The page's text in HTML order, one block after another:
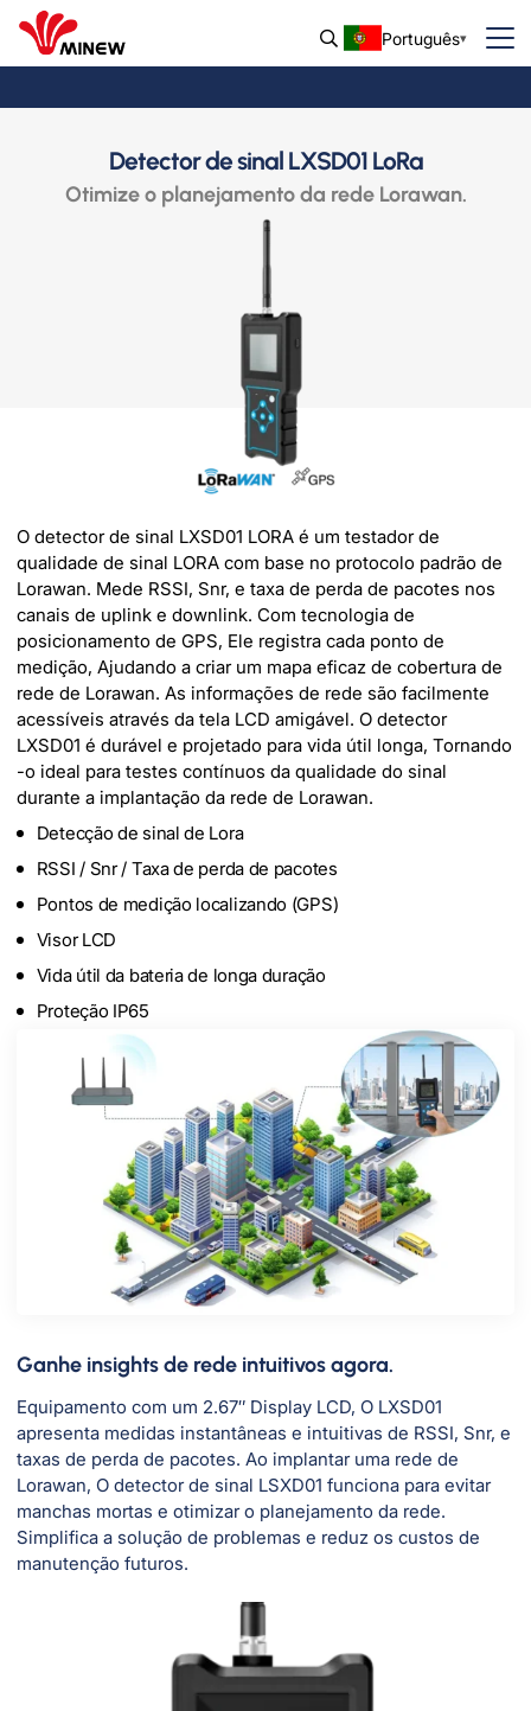
Português
Detector de sinal LXSD01 LoRa
Otimize o planejamento da rede Lorawan.
O detector de sinal LXSD01 LORA é um testador de
qualidade de sinal LORA com base no protocolo padrão de
Lorawan. Mede RSSI, Snr, e taxa de perda de pacotes nos
canais de uplink e downlink. Com tecnologia de
posicionamento de GPS, Ele registra cada ponto de
medição, Ajudando a criar um mapa eficaz de cobertura de
rede de Lorawan. As informações de rede são facilmente
acessíveis através da tela LCD amigável. O detector
LXSD01 é durável e projetado para vida útil longa, Tornando
-o ideal para testes contínuos da qualidade do sinal
durante a implantação da rede de Lorawan.
Detecção de sinal de Lora
RSSI / Snr / Taxa de perda de pacotes
Pontos de medição localizando (GPS)
Visor LCD
Vida útil da bateria de longa duração
Proteção IP65
Ganhe insights de rede intuitivos agora.
Equipamento com um 2.67″ Display LCD, O LXSD01
apresenta medidas instantâneas e intuitivas de RSSI, Snr, e
taxas de perda de pacotes. Ao implantar uma rede de
Lorawan, O detector de sinal LSXD01 funciona para evitar
manchas mortas e otimizar o planejamento da rede.
Simplifica a solução de problemas e reduz os custos de
manutenção futuros.